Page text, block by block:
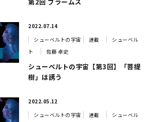
2022.07.14
シューベルトの宇宙
連載
シューベル
ト
佐藤 卓史
シューベルトの宇宙【第3回】「菩提
樹」は誘う
2022.05.12
シューベルトの宇宙
連載
シューベル